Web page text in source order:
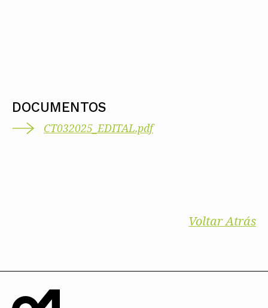
DOCUMENTOS
CT032025_EDITAL.pdf
Voltar Atrás